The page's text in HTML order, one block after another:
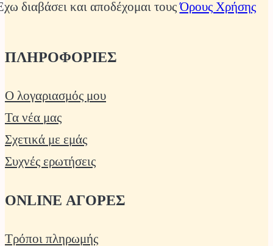
διαβάσει και αποδέχομαι τουςΌρους Χρήσης
ΠΛΗΡΟΦΟΡΙΕΣ
Ο λογαριασμός μου
Τα νέα μας
Σχετικά με εμάς
Συχνές ερωτήσεις
ONLINE ΑΓΟΡΕΣ
Τρόποι πληρωμής